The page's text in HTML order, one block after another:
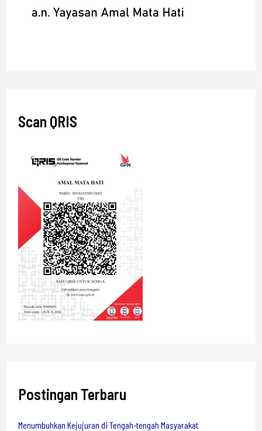
Scan QRIS
Postingan Terbaru
Menumbuhkan Kejujuran di Tengah-tengah Masyarakat